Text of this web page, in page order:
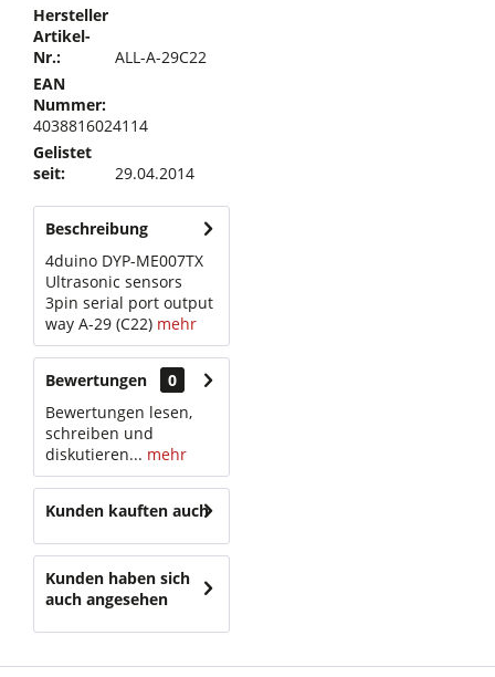
Hersteller
Artikel-
Nr.:
ALL-A-29C22
EAN
Nummer:
4038816024114
Gelistet
seit:
29.04.2014
Beschreibung
4duino DYP-ME007TX
Ultrasonic sensors
3pin serial port output
way A-29 (C22) mehr
Bewertungen
0
Bewertungen lesen,
schreiben und
diskutieren... mehr
Kunden kauften auch
Kunden haben sich
auch angesehen